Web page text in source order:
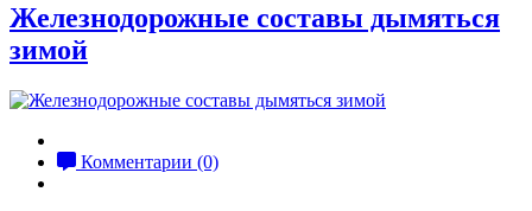
Железнодорожные составы дымяться
зимой
Комментарии (0)